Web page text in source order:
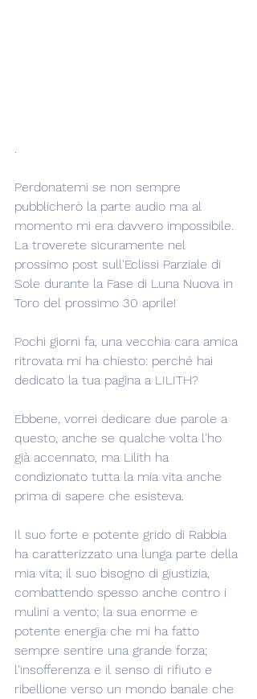
Perdonatemi se non sempre
pubblicherò la parte audio ma al
momento mi era davvero impossibile.
La troverete sicuramente nel
prossimo post sull'Eclissi Parziale di
Sole durante la Fase di Luna Nuova in
Toro del prossimo 30 aprile!
Pochi giorni fa, una vecchia cara amica
ritrovata mi ha chiesto: perché hai
dedicato la tua pagina a LILITH?
Ebbene, vorrei dedicare due parole a
questo, anche se qualche volta l'ho
già accennato, ma Lilith ha
condizionato tutta la mia vita anche
prima di sapere che esisteva.
Il suo forte e potente grido di Rabbia
ha caratterizzato una lunga parte della
mia vita; il suo bisogno di giustizia,
combattendo spesso anche contro i
mulini a vento; la sua enorme e
potente energia che mi ha fatto
sempre sentire una grande forza;
l'insofferenza e il senso di rifiuto e
ribellione verso un mondo banale che